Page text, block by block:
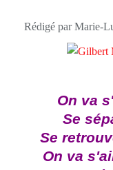
Rédigé par Marie-
On va
Se
Se
On va